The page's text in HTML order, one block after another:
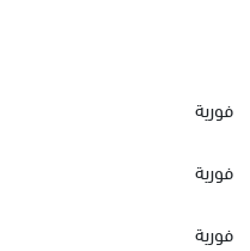
فورية
فورية
فورية